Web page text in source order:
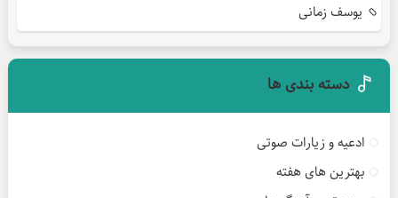
یوسف زمانی
دسته بندی ها
ادعیه و زیارات صوتی
بهترین های هفته